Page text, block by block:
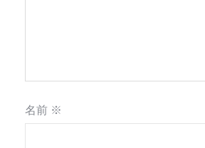
名前 ※